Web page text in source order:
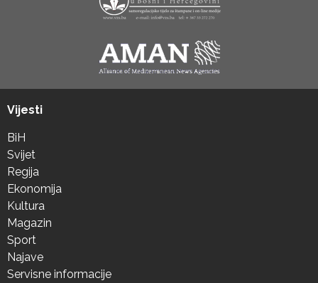
Vijesti
BiH
Svijet
Regija
Ekonomija
Kultura
Magazin
Sport
Najave
Servisne informacije